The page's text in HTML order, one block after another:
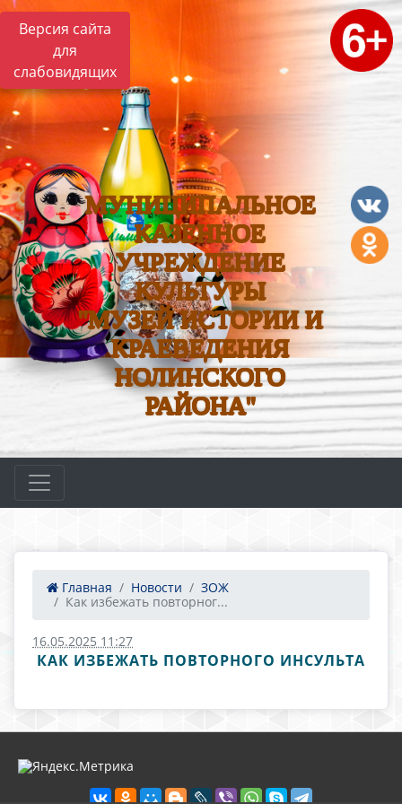
Версия сайта
для
слабовидящих
МУНИЦИПАЛЬНОЕ
КАЗЕННОЕ
УЧРЕЖДЕНИЕ
КУЛЬТУРЫ
"МУЗЕЙ ИСТОРИИ И
КРАЕВЕДЕНИЯ
НОЛИНСКОГО
РАЙОНА"
Главная Новости
ЗОЖ
Как избежать повторног...
16.05.2025 11:27
КАК ИЗБЕЖАТЬ ПОВТОРНОГО ИНСУЛЬТА